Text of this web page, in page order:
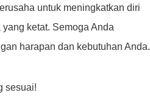
untuk meningkatkan diri
ketat. Semoga Anda
harapan dan kebutuhan Anda.
sesuai!